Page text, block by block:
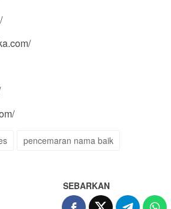
pencemaran nama baik
SEBARKAN